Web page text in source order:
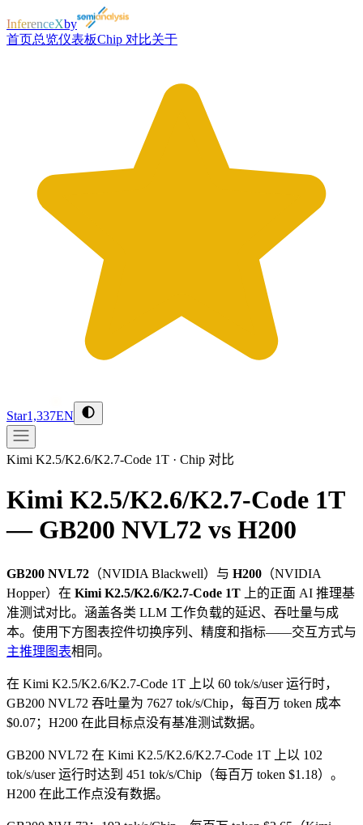
InferenceXby
首页总览仪表板Chip 对比关于
Star1,337EN
Kimi K2.5/K2.6/K2.7-Code 1T · Chip 对比
Kimi K2.5/K2.6/K2.7-Code 1T
— GB200 NVL72 vs H200
GB200 NVL72 （NVIDIA Blackwell）与 H200 （NVIDIA
Hopper）在 Kimi K2.5/K2.6/K2.7-Code 1T 上的正面 AI 推理基
准测试对比。涵盖各类 LLM 工作负载的延迟、吞吐量与成
本。使用下方图表控件切换序列、精度和指标——交互方式与
主推理图表相同。
在 Kimi K2.5/K2.6/K2.7-Code 1T 上以 60 tok/s/user 运行时，
GB200 NVL72 吞吐量为 7627 tok/s/Chip，每百万 token 成本
$0.07；H200 在此目标点没有基准测试数据。
GB200 NVL72 在 Kimi K2.5/K2.6/K2.7-Code 1T 上以 102
tok/s/user 运行时达到 451 tok/s/Chip（每百万 token $1.18）。
H200 在此工作点没有数据。